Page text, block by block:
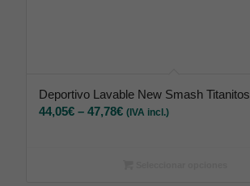
Deportivo Lavable New Smash Titanitos
44,05€ –47,78€ (IVA incl.)